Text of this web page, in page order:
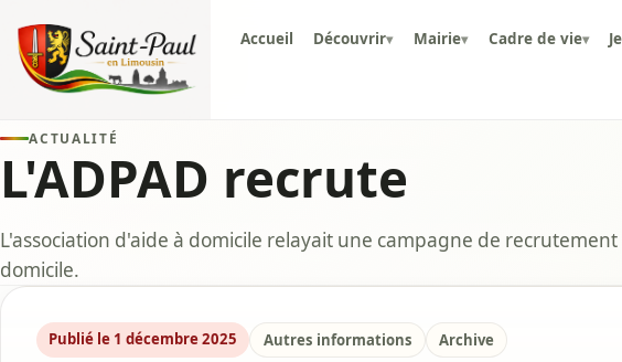
Accueil Découvrir▾ Mairie▾ Cadre de vie▾
ACTUALITÉ
L'ADPAD recrute
L'association d'aide à domicile relayait une campagne de
domicile.
Publié le 1 décembre 2025 Autres informations Archive